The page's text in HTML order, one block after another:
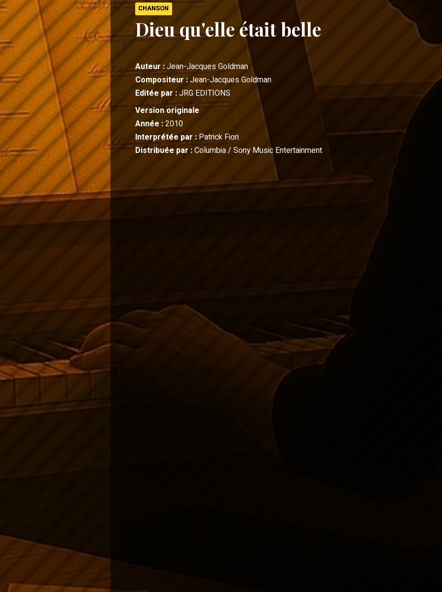
CHANSON
Dieu qu'elle était belle
Auteur :Jean-Jacques Goldman
Compositeur :Jean-Jacques Goldman
Editée par :JRG EDITIONS
Version originale
Année :2010
Interprétée par :Patrick Fiori
Distribuée par :Columbia / Sony Music Entertainment